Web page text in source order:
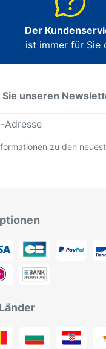
Der
ist immer für Sie
unseren
zu den